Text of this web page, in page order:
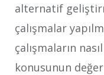
alternatif
çalışmalar
çalışmaların
konusunun